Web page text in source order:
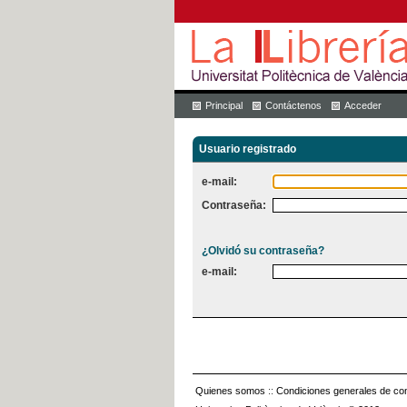
Principal Contáctenos Acceder
Usuario registrado
e-mail:
Contraseña:
¿Olvidó su contraseña?
e-mail:
Quienes somos :: Condiciones generales de